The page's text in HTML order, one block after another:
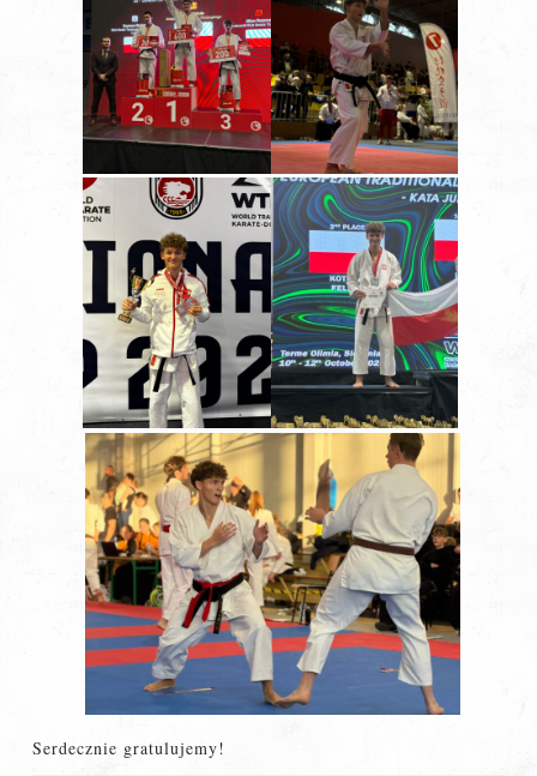
Serdecznie gratulujemy!